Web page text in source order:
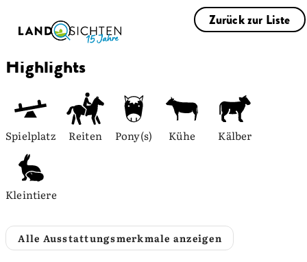
Zurück zur Liste
Highlights
Spielplatz Reiten Pony(s) Kühe Kälber
Kleintiere
Alle Ausstattungsmerkmale anzeigen